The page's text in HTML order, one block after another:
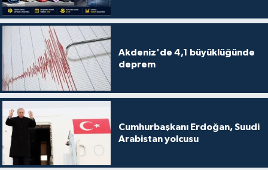
Akdeniz'de 4,1 büyüklüğünde
deprem
Cumhurbaşkanı Erdoğan, Suudi
Arabistan yolcusu